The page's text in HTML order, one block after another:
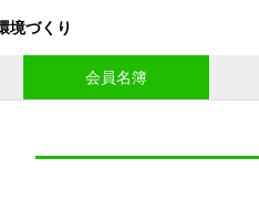
境づくり
会員名簿